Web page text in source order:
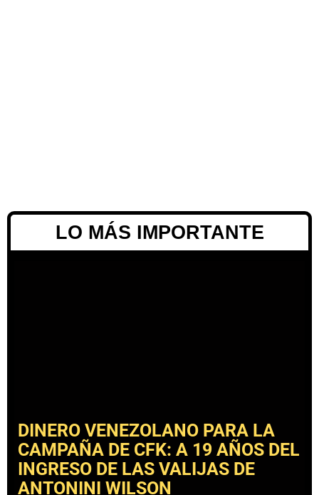
LO MÁS IMPORTANTE
DINERO VENEZOLANO PARA LA
CAMPAÑA DE CFK: A 19 AÑOS DEL
INGRESO DE LAS VALIJAS DE
ANTONINI WILSON